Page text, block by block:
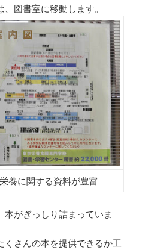
図書室に移動します。
養に関する資料が豊富
がぎっしり詰まっていま
くさんの本を提供できるか工